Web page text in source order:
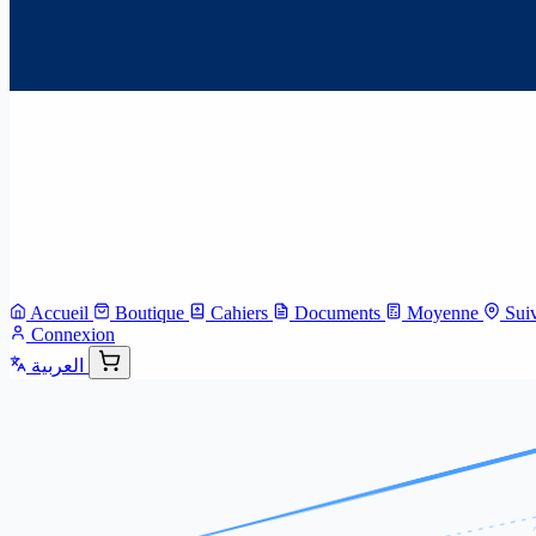
Accueil Boutique Cahiers Documents Moyenne
Connexion
العربية